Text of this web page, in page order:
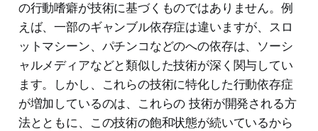
の行動嗜癖が技術に基づくものではありません。例
えば、一部のギャンブル依存症は違いますが、スロ
ットマシーン、パチンコなどのへの依存は、ソーシ
ャルメディアなどと類似した技術が深く関与してい
ます。しかし、これらの技術に特化した行動依存症
が増加しているのは、これらの 技術が開発される方
法とともに、この技術の飽和状態が続いているから